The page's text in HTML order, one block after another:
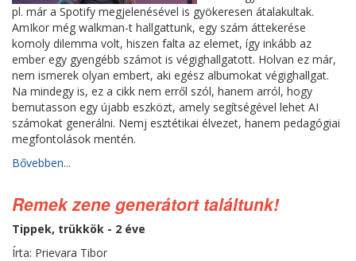
pl. már a Spotify megjelenésével is gyökeresen átalakultak.
AmIkor még walkman-t hallgattunk, egy szám áttekerése
komoly dilemma volt, hiszen falta az elemet, így inkább az
ember egy gyengébb számot is végighallgatott. Holvan ez már,
nem ismerek olyan embert, aki egész albumokat végighallgat.
Na mindegy is, ez a cikk nem erről szól, hanem arról, hogy
bemutasson egy újabb eszközt, amely segítségével lehet AI
számokat generálni. Nemj esztétikai élvezet, hanem pedagógiai
megfontolások mentén.
Bővebben...
Remek zene generátort találtunk!
Tippek, trükkök - 2 éve
Írta: Prievara Tibor